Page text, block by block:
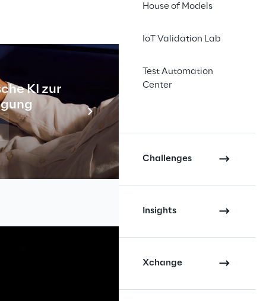
KI zur
House of Models
IoT Validation Lab
Test Automation
Center
Challenges
Insights
Xchange